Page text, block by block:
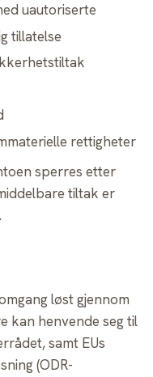
uautoriserte
tillatelse
rettigheter
sperres etter
tiltak er
løst gjennom
kan henvende seg til
samt EUs
(ODR-